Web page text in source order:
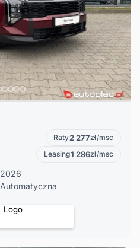
Raty2 277zł/msc
Leasing1 286zł/msc
2026
Automatyczna